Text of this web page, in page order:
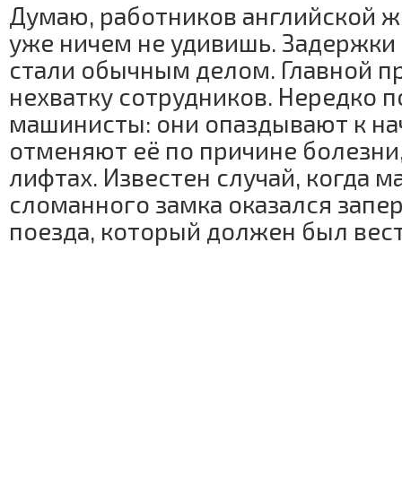
Думаю, работников английской
уже ничем не удивишь.
стали обычным делом. Главной
нехватку сотрудников. Нередко
машинисты: они опаздывают к
отменяют её по причине
лифтах. Известен случай, когда
сломанного замка оказался
поезда, который должен был